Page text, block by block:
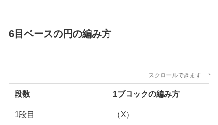
6目ベースの円の編み方
スクロールできます
段数 1ブロックの編み方
1段目 （X）